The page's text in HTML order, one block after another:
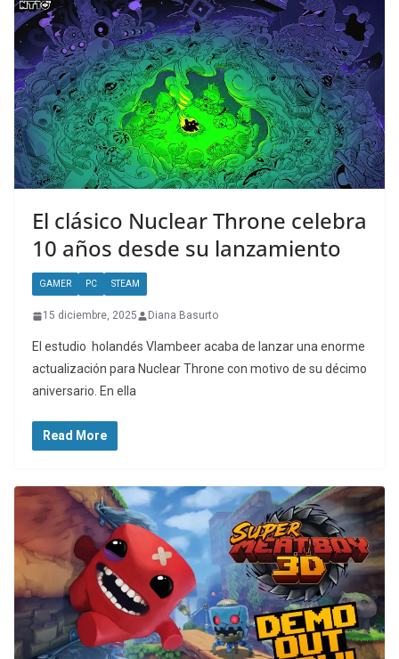
El clásico Nuclear Throne celebra
10 años desde su lanzamiento
GAMER PC STEAM
15 diciembre, 2025 Diana Basurto
El estudio holandés Vlambeer acaba de lanzar una enorme
actualización para Nuclear Throne con motivo de su décimo
aniversario. En ella
Read More